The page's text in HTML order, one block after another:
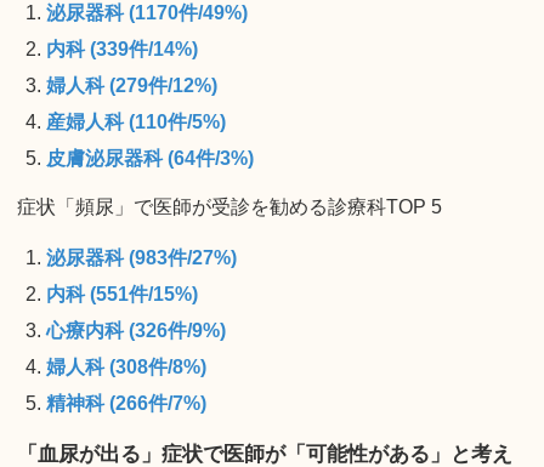
泌尿器科 (1170件/49%)
内科 (339件/14%)
婦人科 (279件/12%)
産婦人科 (110件/5%)
皮膚泌尿器科 (64件/3%)
症状「頻尿」で医師が受診を勧める診療科TOP 5
泌尿器科 (983件/27%)
内科 (551件/15%)
心療内科 (326件/9%)
婦人科 (308件/8%)
精神科 (266件/7%)
「血尿が出る」症状で医師が「可能性がある」と考え